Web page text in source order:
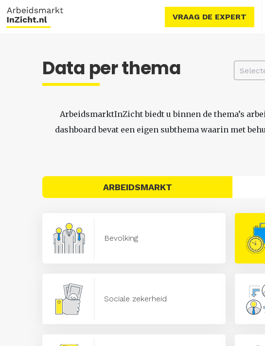
VRAAG DE EXPERT
Data per thema
ArbeidsmarktInZicht biedt u binnen de thema’s
dashboard bevat een eigen subthema waarin met
ARBEIDSMARKT
Bevolking
Sociale zekerheid